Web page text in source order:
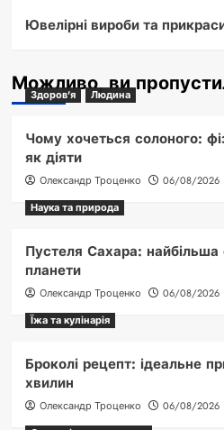
Ювелірні вироби та
Можливо, ви
Здоров'я Людина
Чому хочеться солоного:
як діяти
Олександр Троценко
06/08/2026
Наука та природа
Пустеля Сахара: найбільша
планети
Олександр Троценко
06/08/2026
Їжа та кулінарія
Броколі рецепт: ідеальне
хвилин
Олександр Троценко
06/08/2026